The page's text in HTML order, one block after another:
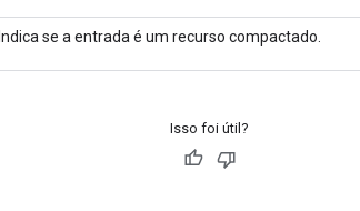
Indica se a entrada é um recurso compactado.
Isso foi útil?